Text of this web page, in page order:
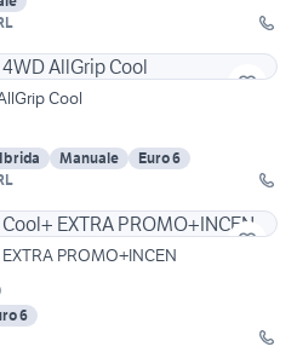
Cool
Ibrida Manuale
Euro 6
PROMO+INCEN
6